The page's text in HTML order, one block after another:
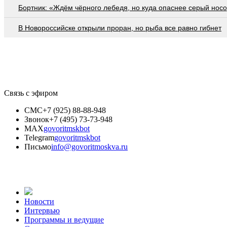
Бортник: «Ждём чёрного лебедя, но куда опаснее серый
В Новороссийске открыли проран, но рыба все равно гибнет
Связь с эфиром
СМС+7 (925) 88-88-948
Звонок+7 (495) 73-73-948
MAXgovoritmskbot
Telegramgovoritmskbot
Письмоinfo@govoritmoskva.ru
Новости
Интервью
Программы и ведущие